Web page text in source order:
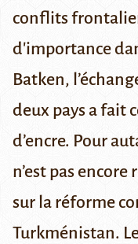
conflits
d'importance
Batken,
deux pays a fait
d’encre. Pour
n’est pas encore
sur la réforme
Turkménistan.